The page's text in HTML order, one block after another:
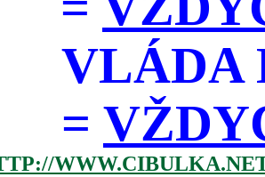
VLÁDA
=